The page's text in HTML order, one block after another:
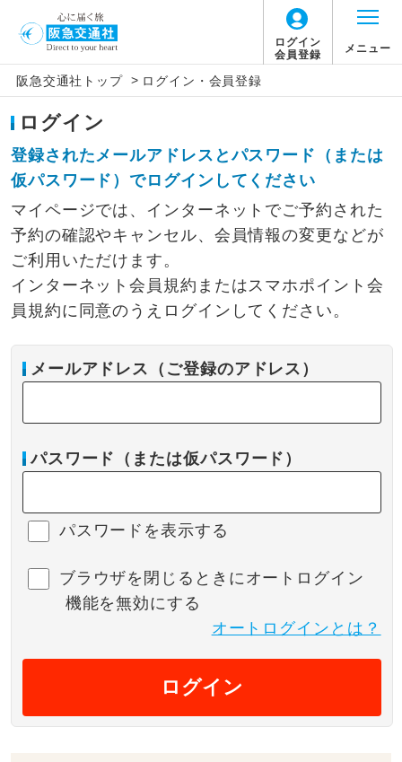
ログイン
会員登録
メニュー
阪急交通社トップ > ログイン・会員登録
ログイン
登録されたメールアドレスとパスワード（または
仮パスワード）でログインしてください
マイページでは、インターネットでご予約された
予約の確認やキャンセル、会員情報の変更などが
ご利用いただけます。
インターネット会員規約またはスマホポイント会
員規約に同意のうえログインしてください。
メールアドレス（ご登録のアドレス）
パスワード（または仮パスワード）
パスワードを表示する
ブラウザを閉じるときにオートログイン
機能を無効にする
オートログインとは？
ログイン